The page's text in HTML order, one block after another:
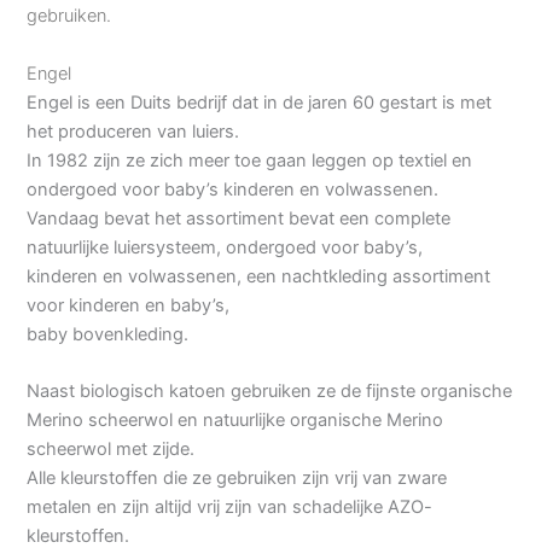
gebruiken.
Engel
Engel is een Duits bedrijf dat in de jaren 60 gestart is met
het produceren van luiers.
In 1982 zijn ze zich meer toe gaan leggen op textiel en
ondergoed voor baby’s kinderen en volwassenen.
Vandaag bevat het assortiment bevat een complete
natuurlijke luiersysteem, ondergoed voor baby’s,
kinderen en volwassenen, een nachtkleding assortiment
voor kinderen en baby’s,
baby bovenkleding.
Naast biologisch katoen gebruiken ze de fijnste organische
Merino scheerwol en natuurlijke organische Merino
scheerwol met zijde.
Alle kleurstoffen die ze gebruiken zijn vrij van zware
metalen en zijn altijd vrij zijn van schadelijke AZO-
kleurstoffen.